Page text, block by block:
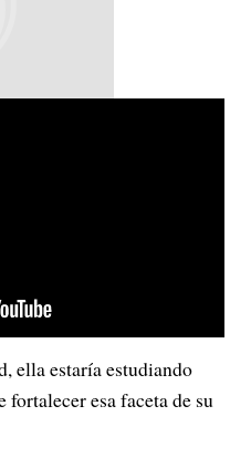
ella estaría estudiando
esa faceta de su